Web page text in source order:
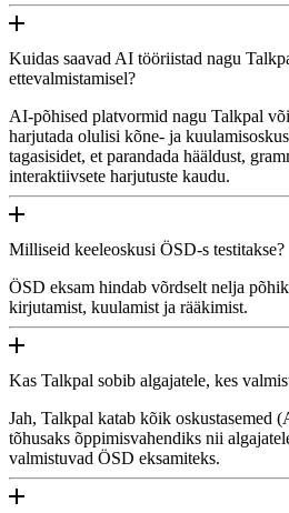
Kuidas saavad AI tööriistad nagu
ettevalmistamisel?
AI-põhised platvormid nagu Talkpal
harjutada olulisi kõne- ja
tagasisidet, et parandada hääldust,
interaktiivsete harjutuste kaudu.
Milliseid keeleoskusi ÖSD-s testitakse?
ÖSD eksam hindab võrdselt nelja
kirjutamist, kuulamist ja rääkimist.
Kas Talkpal sobib algajatele, kes
Jah, Talkpal katab kõik oskustasemed
tõhusaks õppimisvahendiks nii
valmistuvad ÖSD eksamiteks.